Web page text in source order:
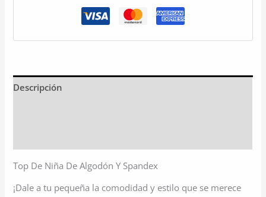
Descripción
Top De Niña De Algodón Y Spandex
¡Dale a tu pequeña la comodidad y estilo que se merece